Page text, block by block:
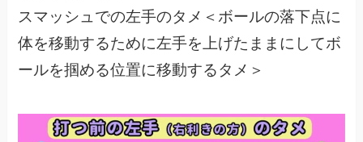
スマッシュでの左手のタメ＜ボールの落下点に
体を移動するために左手を上げたままにしてボ
ールを掴める位置に移動するタメ＞